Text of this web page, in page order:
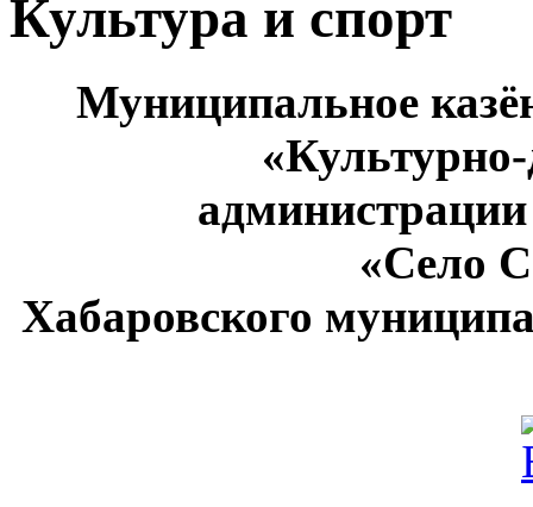
Культура и спорт
Муниципальное
администрации
«Село
Хабаровского